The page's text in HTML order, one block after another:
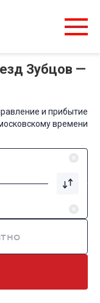
Зубцов —
и прибытие
времени